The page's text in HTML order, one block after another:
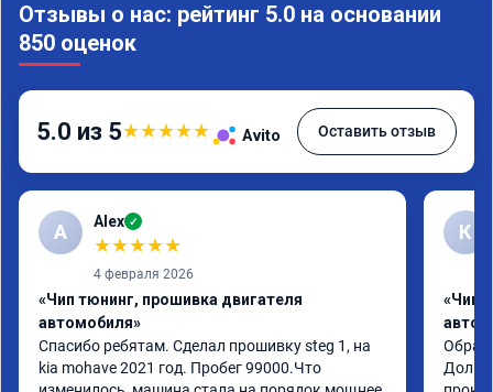
Отзывы о нас: рейтинг 5.0 на основании
850 оценок
5.0 из 5★★★★★ Avito Оставить отзыв
A Alex ✓
★★★★★
4 февраля 2026
«Чип тюнинг, прошивка двигателя
автомобиля»
Спасибо ребятам. Сделал прошивку steg 1, на
kia mohave 2021 год. Пробег 99000.Что
К
«Чип
Долго